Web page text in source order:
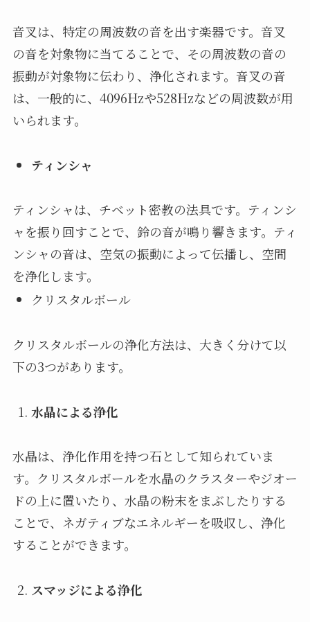
音叉は、特定の周波数の音を出す楽器です。音叉
の音を対象物に当てることで、その周波数の音の
振動が対象物に伝わり、浄化されます。音叉の音
は、一般的に、4096Hzや528Hzなどの周波数が用
いられます。
ティンシャ
ティンシャは、チベット密教の法具です。ティンシ
ャを振り回すことで、鈴の音が鳴り響きます。ティ
ンシャの音は、空気の振動によって伝播し、空間
を浄化します。
クリスタルボール
クリスタルボールの浄化方法は、大きく分けて以
下の3つがあります。
水晶による浄化
水晶は、浄化作用を持つ石として知られていま
す。クリスタルボールを水晶のクラスターやジオー
ドの上に置いたり、水晶の粉末をまぶしたりする
ことで、ネガティブなエネルギーを吸収し、浄化
することができます。
スマッジによる浄化